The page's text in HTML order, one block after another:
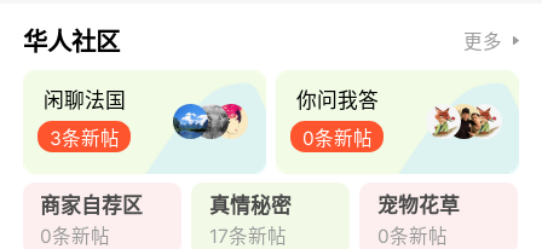
华人社区 更多
闲聊法国
3条新帖
你问我答
0条新帖
商家自荐区
0条新帖
真情秘密
17条新帖
宠物花草
0条新帖